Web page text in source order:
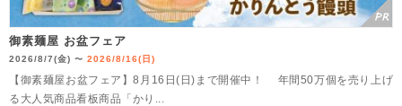
御素麺屋 お盆フェア
2026/8/7(金) 〜 2026/8/16(日)
【御素麺屋お盆フェア】8月16日(日)まで開催中！ 年間50万個を売り上げ
る大人気商品看板商品「かり...